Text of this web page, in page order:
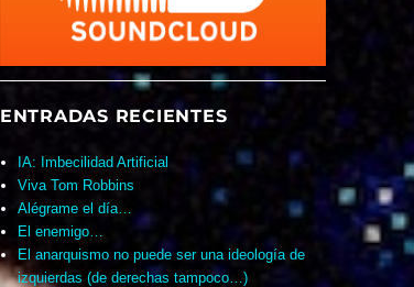
ENTRADAS RECIENTES
IA: Imbecilidad Artificial
Viva Tom Robbins
Alégrame el día…
El enemigo…
El anarquismo no puede ser una ideología de
izquierdas (de derechas tampoco…)